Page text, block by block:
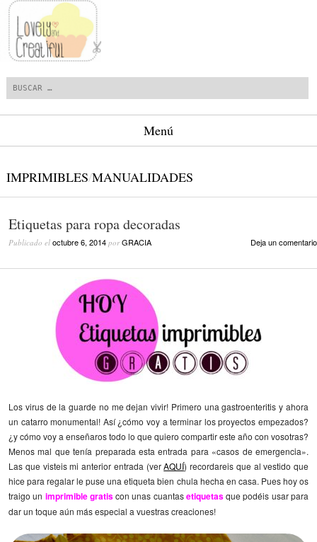
Menú
IMPRIMIBLES/MANUALIDADES
Etiquetas para ropa decoradas
Publicado el octubre 6, 2014 porGRACIA Deja un comentario
Los virus de la guarde no me dejan vivir! Primero una gastroenteritis y ahora
un catarro monumental! Así ¿cómo voy a terminar los proyectos empezados?
¿y cómo voy a enseñaros todo lo que quiero compartir este año con vosotras?
Menos mal que tenía preparada esta entrada para «casos de emergencia».
Las que visteis mi anterior entrada (verAQUÍ) recordareis que al vestido que
hice para regalar le puse una etiqueta bien chula hecha en casa. Pues hoy os
traigo un imprimible gratiscon unas cuantasetiquetasque podéis usar para
dar un toque aún más especial a vuestras creaciones!